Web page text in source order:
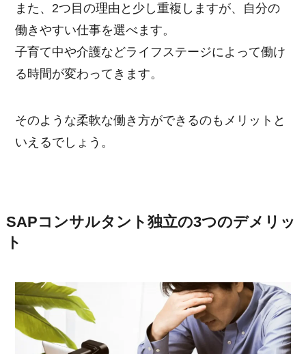
また、2つ目の理由と少し重複しますが、自分の
働きやすい仕事を選べます。
子育て中や介護などライフステージによって働け
る時間が変わってきます。
そのような柔軟な働き方ができるのもメリットと
いえるでしょう。
SAPコンサルタント独立の3つのデメリッ
ト